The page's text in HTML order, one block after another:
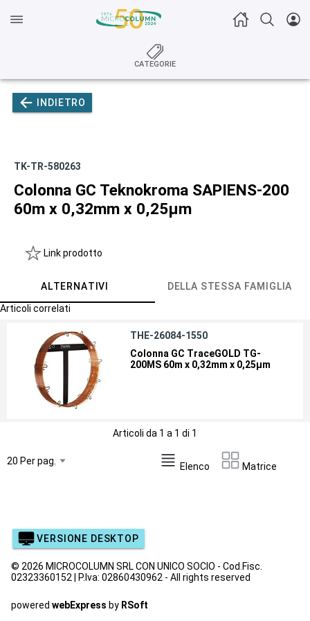
CATEGORIE
INDIETRO
TK-TR-580263
Colonna GC Teknokroma SAPIENS-200
60m x 0,32mm x 0,25µm
Link prodotto
ALTERNATIVI DELLA STESSA FAMIGLIA
Articoli correlati
THE-26084-1550
Colonna GC TraceGOLD TG-
200MS 60m x 0,32mm x 0,25µm
Articoli da 1 a 1 di 1
Elenco Matrice
VERSIONE DESKTOP
© 2026 MICROCOLUMN SRL CON UNICO SOCIO - Cod.Fisc.
02323360152 | P.Iva: 02860430962 - All rights reserved
powered webExpress by RSoft